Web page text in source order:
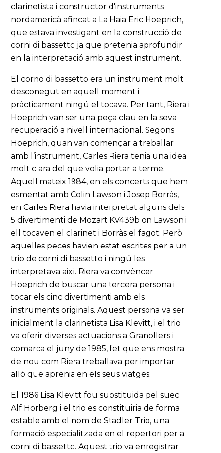
clarinetista i constructor d'instruments
nordamericà afincat a La Haia Eric Hoeprich,
que estava investigant en la construcció de
corni di bassetto ja que pretenia aprofundir
en la interpretació amb aquest instrument.
El corno di bassetto era un instrument molt
desconegut en aquell moment i
pràcticament ningú el tocava. Per tant, Riera i
Hoeprich van ser una peça clau en la seva
recuperació a nivell internacional. Segons
Hoeprich, quan van començar a treballar
amb l’instrument, Carles Riera tenia una idea
molt clara del que volia portar a terme.
Aquell mateix 1984, en els concerts que hem
esmentat amb Colin Lawson i Josep Borràs,
en Carles Riera havia interpretat alguns dels
5 divertimenti de Mozart KV439b on Lawson i
ell tocaven el clarinet i Borràs el fagot. Però
aquelles peces havien estat escrites per a un
trio de corni di bassetto i ningú les
interpretava així. Riera va convèncer
Hoeprich de buscar una tercera persona i
tocar els cinc divertimenti amb els
instruments originals. Aquest persona va ser
inicialment la clarinetista Lisa Klevitt, i el trio
va oferir diverses actuacions a Granollers i
comarca el juny de 1985, fet que ens mostra
de nou com Riera treballava per importar
allò que aprenia en els seus viatges.
El 1986 Lisa Klevitt fou substituida pel suec
Alf Hörberg i el trio es constituiria de forma
estable amb el nom de Stadler Trio, una
formació especialitzada en el repertori per a
corni di bassetto. Aquest trio va enregistrar